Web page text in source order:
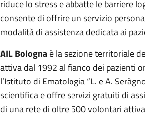
riduce lo stress e abbatte le barriere
consente di offrire un servizio
modalità di assistenza dedicata ai
AIL Bolognaè la sezione territoriale
attiva dal 1992 al fianco dei pazienti
l’Istituto di Ematologia “L. e A.
scientifica e offre servizi gratuiti di
di una rete di oltre 500 volontari